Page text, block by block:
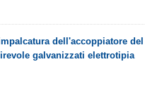
dell'accoppiatore
galvanizzati elettrotipia